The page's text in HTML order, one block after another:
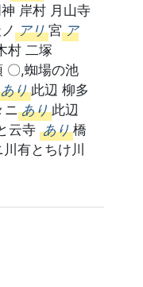
岸村 月山寺
アリ 宮 ア
塚
場の池
あり 此辺 柳多
ニ あり 此辺
云寺 あり 橋
有とちけ川